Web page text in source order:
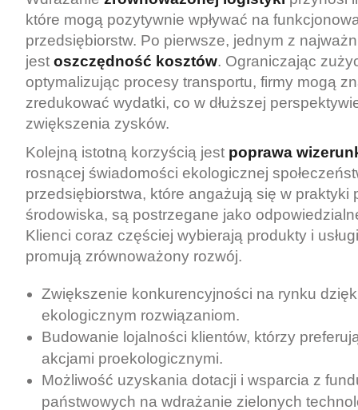
które mogą pozytywnie wpływać na
przedsiębiorstw. Po pierwsze, jednym z
jest oszczędność kosztów. Ograniczając
optymalizując procesy transportu, firmy mogą
zredukować wydatki, co w dłuższej
zwiększenia zysków.
Kolejną istotną korzyścią jest poprawa
rosnącej świadomości ekologicznej
przedsiębiorstwa, które angażują się w praktyki
środowiska, są postrzegane jako
Klienci coraz częściej wybierają produkty i
promują zrównoważony rozwój.
Zwiększenie konkurencyjności na rynku
ekologicznym rozwiązaniom.
Budowanie lojalności klientów, którzy
akcjami proekologicznymi.
Możliwość uzyskania dotacji i wsparcia z
państwowych na wdrażanie zielonych